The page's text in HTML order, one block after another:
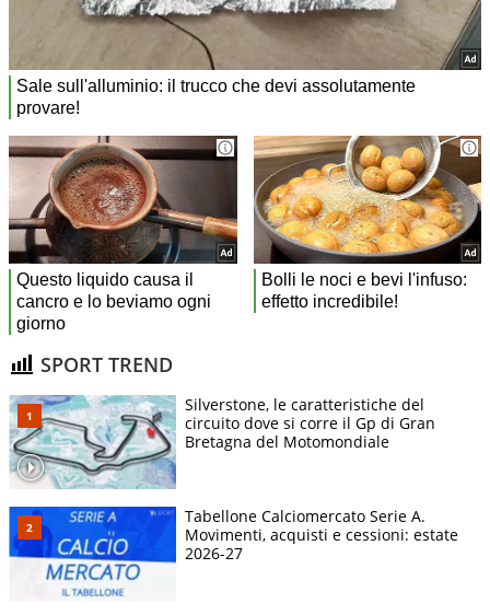
SPORT TREND
Silverstone, le caratteristiche del
circuito dove si corre il Gp di Gran
Bretagna del Motomondiale
Tabellone Calciomercato Serie A.
Movimenti, acquisti e cessioni: estate
2026-27